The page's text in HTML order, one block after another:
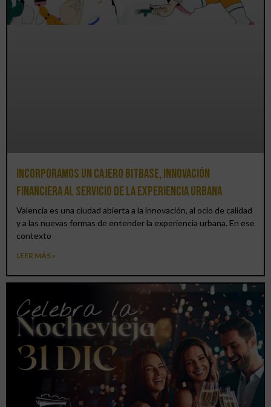
Incorporamos un cajero BitBase, innovación
financiera al servicio de la experiencia urbana
Valencia es una ciudad abierta a la innovación, al ocio de calidad
y a las nuevas formas de entender la experiencia urbana. En ese
contexto
LEER MÁS »